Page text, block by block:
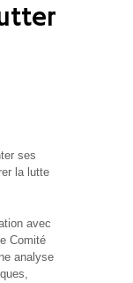
ses
la lutte
avec
Comité
analyse